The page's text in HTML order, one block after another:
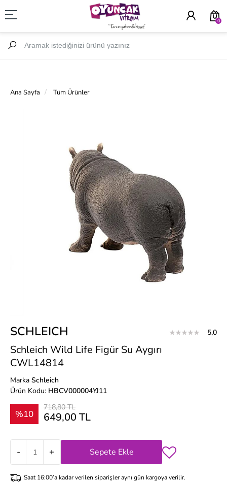
0
Ana Sayfa Tüm Ürünler
SCHLEICH 5,0
Schleich Wild Life Figür Su Aygırı
CWL14814
Marka Schleich
Ürün Kodu: HBCV000004YJ11
%10
718,80 TL
649,00 TL
- + Sepete Ekle
Saat 16:00’a kadar verilen siparişler aynı gün kargoya verilir.